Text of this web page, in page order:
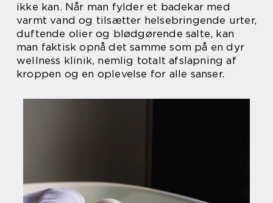
ikke kan. Når man fylder et badekar med
varmt vand og tilsætter helsebringende urter,
duftende olier og blødgørende salte, kan
man faktisk opnå det samme som på en dyr
wellness klinik, nemlig totalt afslapning af
kroppen og en oplevelse for alle sanser.